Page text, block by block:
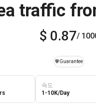
traffic
$ 0.87/
️🛡️Guarantee
속도
1-10K/Day